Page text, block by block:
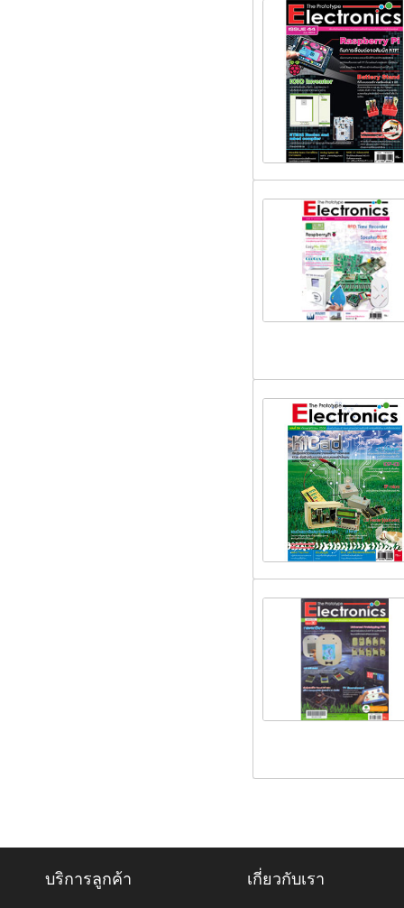
บริการลูกค้า เกี่ยวกับเรา